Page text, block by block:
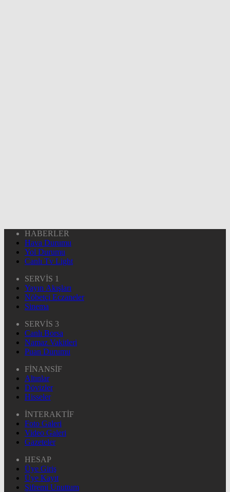
HABERLER
Hava Durumu
Yol Durumu
Canlı Tv Light
SERVİS 1
Yayın Akışları
Nöbetçi Eczaneler
Sinema
SERVİS 3
Canlı Borsa
Namaz Vakitleri
Puan Durumu
FİNANSİF
Altınlar
Dövizler
Hisseler
İNTERAKTİF
Foto Galeri
Video Galeri
Gazeteler
HESAP
Üye Giriş
Üye Kayıt
Şifremi Unuttum